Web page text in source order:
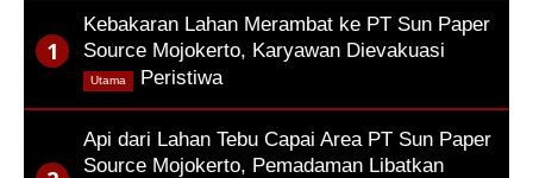
Kebakaran Lahan Merambat ke PT Sun Paper
Source Mojokerto, Karyawan Dievakuasi
Peristiwa
Utama
Api dari Lahan Tebu Capai Area PT Sun Paper
Source Mojokerto, Pemadaman Libatkan